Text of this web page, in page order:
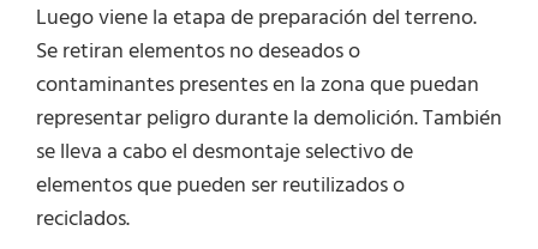
Luego viene la etapa de preparación del terreno.
Se retiran elementos no deseados o
contaminantes presentes en la zona que puedan
representar peligro durante la demolición. También
se lleva a cabo el desmontaje selectivo de
elementos que pueden ser reutilizados o
reciclados.